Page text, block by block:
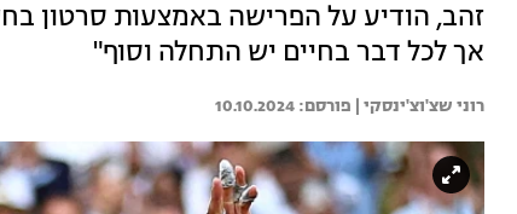
זהב, הודיע על הפרישה באמצעות סרטון
אך לכל דבר בחיים יש התחלה וסוף"
רוני שצ'וצ'ינסקי | 10.10.2024